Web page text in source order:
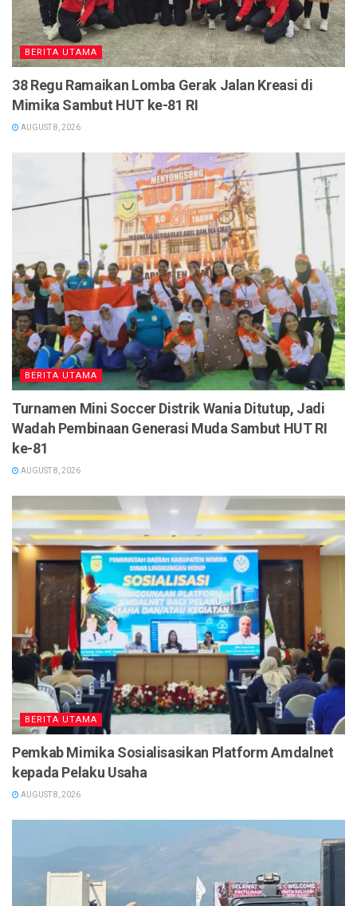
BERITA UTAMA
38 Regu Ramaikan Lomba Gerak Jalan Kreasi di
Mimika Sambut HUT ke-81 RI
AUGUST 8, 2026
BERITA UTAMA
Turnamen Mini Soccer Distrik Wania Ditutup, Jadi
Wadah Pembinaan Generasi Muda Sambut HUT RI
ke-81
AUGUST 8, 2026
BERITA UTAMA
Pemkab Mimika Sosialisasikan Platform Amdalnet
kepada Pelaku Usaha
AUGUST 8, 2026